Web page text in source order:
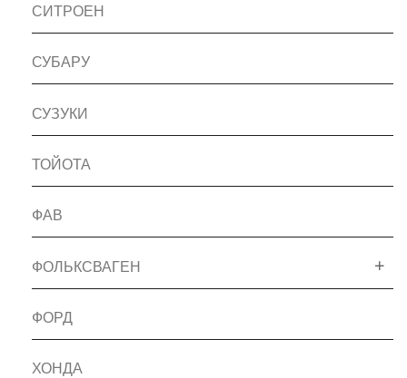
СИТРОЕН
СУБАРУ
СУЗУКИ
ТОЙОТА
ФАВ
ФОЛЬКСВАГЕН
ФОРД
ХОНДА